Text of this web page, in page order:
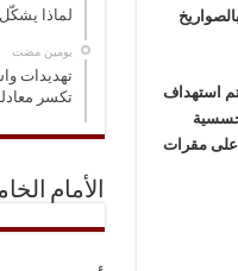
استهداف
على مقرات
لماذا
‏يومين مضت
تهديدات
تكسر
الأمام